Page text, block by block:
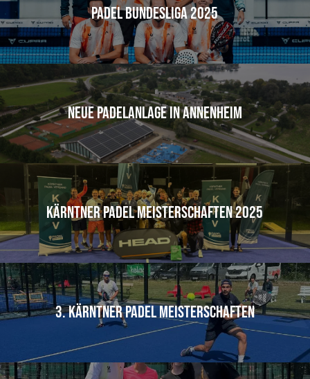
Padel Bundesliga 2025
Neue Padelanlage in Annenheim
Kärntner Padel Meisterschaften 2025
3. Kärntner Padel Meisterschaften